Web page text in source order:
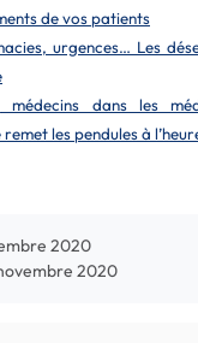
de vos patients
urgences… Les
médecins dans les
les pendules à
2020
2020